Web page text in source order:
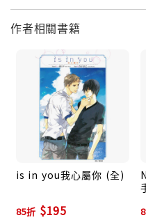
作者相關書籍
is in you我心屬你 (全)
85折 $195